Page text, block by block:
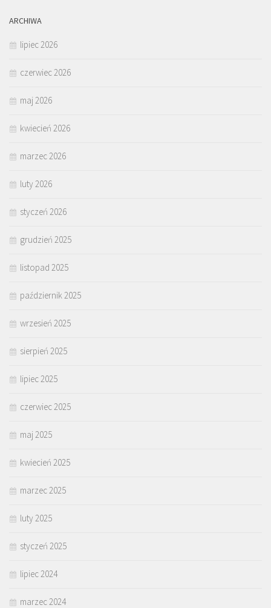
ARCHIWA
lipiec 2026
czerwiec 2026
maj 2026
kwiecień 2026
marzec 2026
luty 2026
styczeń 2026
grudzień 2025
listopad 2025
październik 2025
wrzesień 2025
sierpień 2025
lipiec 2025
czerwiec 2025
maj 2025
kwiecień 2025
marzec 2025
luty 2025
styczeń 2025
lipiec 2024
marzec 2024